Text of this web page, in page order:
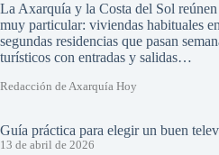
La Axarquía y la Costa del Sol
muy particular: viviendas habituales
segundas residencias que pasan
turísticos con entradas y salidas…
Redacción de Axarquía Hoy
Guía práctica para elegir un buen
13 de abril de 2026